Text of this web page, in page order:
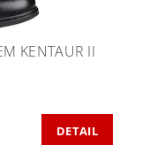
KENTAUR II
DETAIL